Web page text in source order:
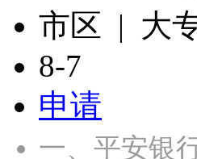
市区 | 大
8-7
申请
一、平安银